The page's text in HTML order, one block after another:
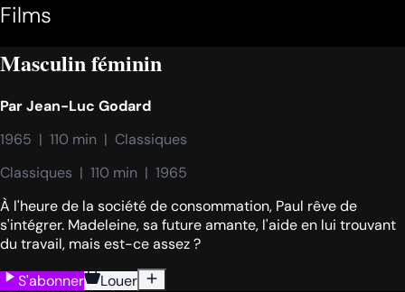
Films
Masculin féminin
ParJean-Luc Godard
1965  |  110 min  |  Classiques
Classiques  |  110 min  |  1965
À l'heure de la société de consommation, Paul rêve de
s'intégrer. Madeleine, sa future amante, l'aide en lui trouvant
du travail, mais est-ce assez ?
S'abonner
Louer